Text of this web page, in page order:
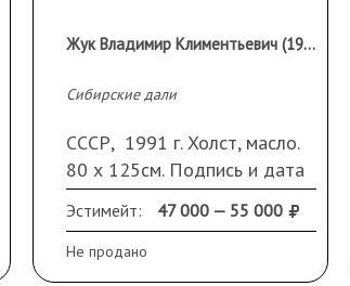
Жук Владимир Климентьевич (1932 г.р.)
Сибирские дали
СССР, 1991 г. Холст, масло.
80 х 125см. Подпись и дата
справа внизу.
Эстимейт: 47 000 — 55 000
Не продано